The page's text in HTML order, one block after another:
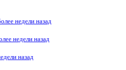
недели назад
недели назад
назад